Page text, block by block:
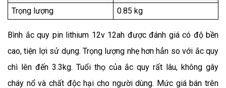
Trọng lượng
0.85 kg
Bình ắc quy pin lithium 12v 12ah được đánh giá có độ bền
cao, tiện lợi sử dụng. Trọng lượng nhẹ hơn hẳn so với ắc quy
chì lên đến 3.3kg. Tuổi thọ của ắc quy rất lâu, không gây
cháy nổ và chất độc hại cho người dùng. Mức giá bán trên